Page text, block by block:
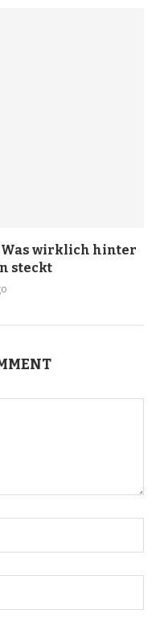
Was wirklich hinter
steckt